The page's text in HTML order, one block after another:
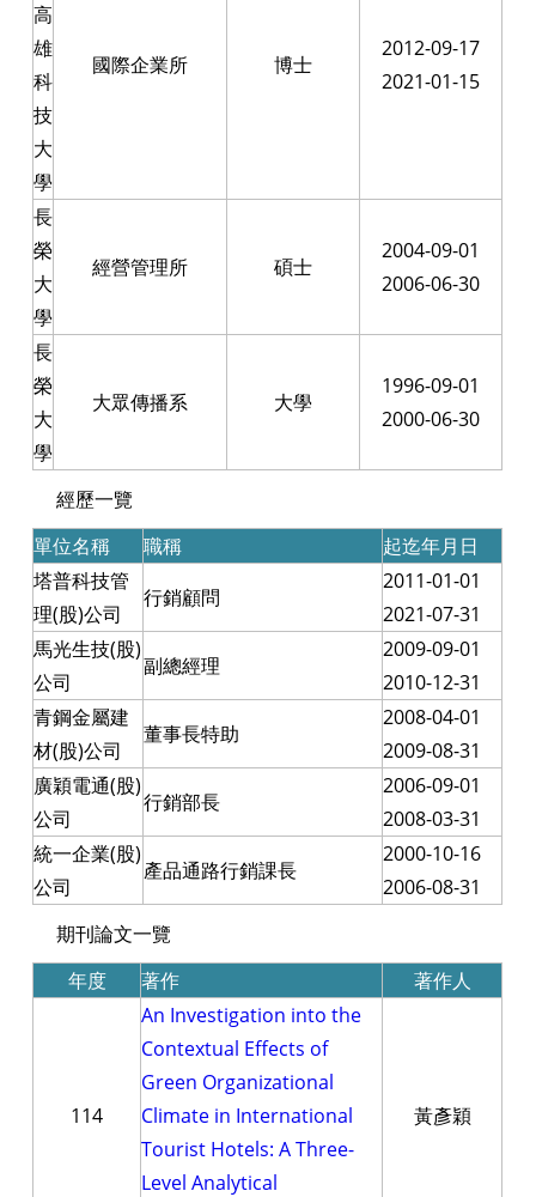
高
雄
科
技
大
學
國際企業所 博士
2012-09-17
2021-01-15
長
榮
大
學
經營管理所 碩士
2004-09-01
2006-06-30
長
榮
大
學
大眾傳播系 大學
1996-09-01
2000-06-30
經歷一覽
單位名稱
職稱
起迄年月日
塔普科技管
理(股)公司
行銷顧問
2011-01-01
2021-07-31
馬光生技(股)
公司
副總經理
2009-09-01
2010-12-31
青鋼金屬建
材(股)公司
董事長特助
2008-04-01
2009-08-31
廣穎電通(股)
公司
行銷部長
2006-09-01
2008-03-31
統一企業(股)
公司
產品通路行銷課長
2000-10-16
2006-08-31
期刊論文一覽
年度
著作 著作人
114
An Investigation into the
Contextual Effects of
Green Organizational
Climate in International
Tourist Hotels: A Three-
Level Analytical
黃彥穎